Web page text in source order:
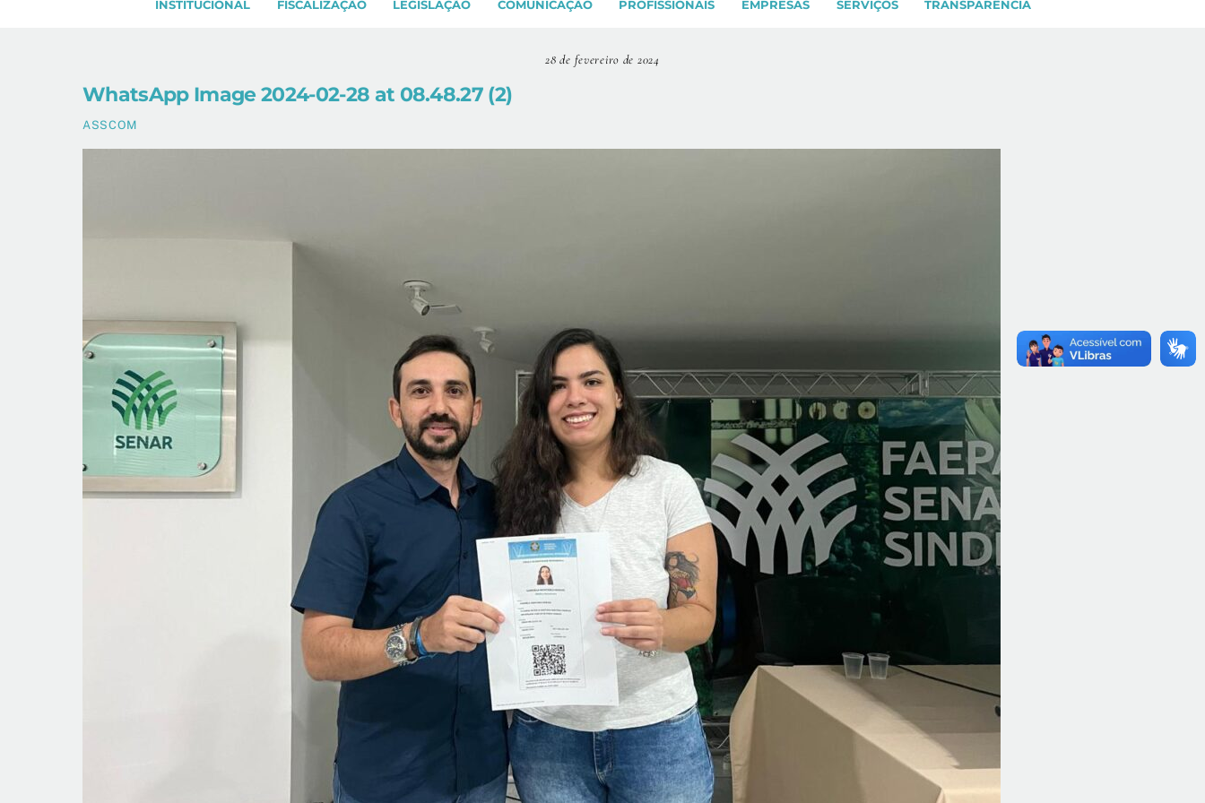
INSTITUCIONAL FISCALIZAÇÃO LEGISLAÇÃO COMUNICAÇÃO PROFISSIONAIS EMPRESAS SERVIÇOS TRANSPARÊNCIA
28 de fevereiro de 2024
WhatsApp Image 2024-02-28 at 08.48.27 (2)
ASSCOM